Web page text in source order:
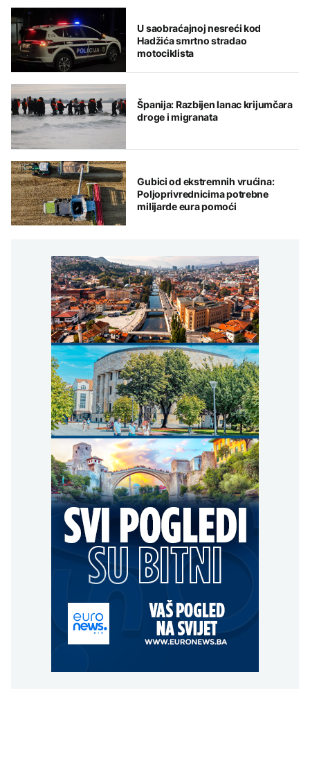
U saobraćajnoj nesreći kod
Hadžića smrtno stradao
motociklista
Španija: Razbijen lanac krijumčara
droge i migranata
Gubici od ekstremnih vrućina:
Poljoprivrednicima potrebne
milijarde eura pomoći